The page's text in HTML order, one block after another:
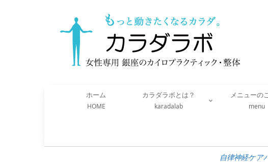
ホーム
HOME
カラダラボとは？
karadalab
メニューの
menu
自律神経ケア